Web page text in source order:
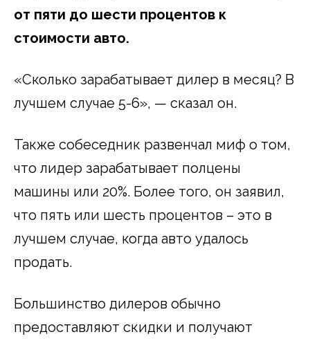
от пяти до шести процентов к
стоимости авто.
«Сколько зарабатывает дилер в месяц? В
лучшем случае 5-6», — сказал он.
Также собеседник развенчал миф о том,
что лидер зарабатывает полцены
машины или 20%. Более того, он заявил,
что пять или шесть процентов – это в
лучшем случае, когда авто удалось
продать.
Большинство дилеров обычно
предоставляют скидки и получают